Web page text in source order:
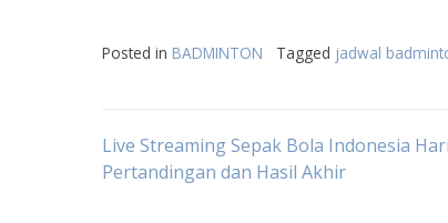
Posted in BADMINTON Tagged jadwal
Post
Live Streaming Sepak Bola Indonesia
Pertandingan dan Hasil Akhir